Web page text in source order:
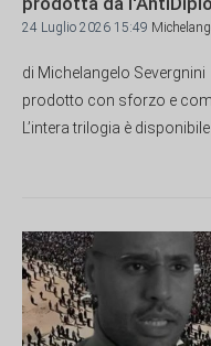
24 Luglio 2026 15:49
di Michelangelo
prodotto con sforzo e
L’intera trilogia è disponibile